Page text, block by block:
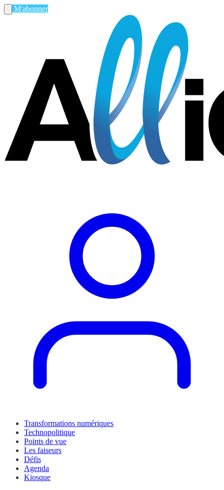
M'abonner
Transformations numériques
Technopolitique
Points de vue
Les faiseurs
Défis
Agenda
Kiosque